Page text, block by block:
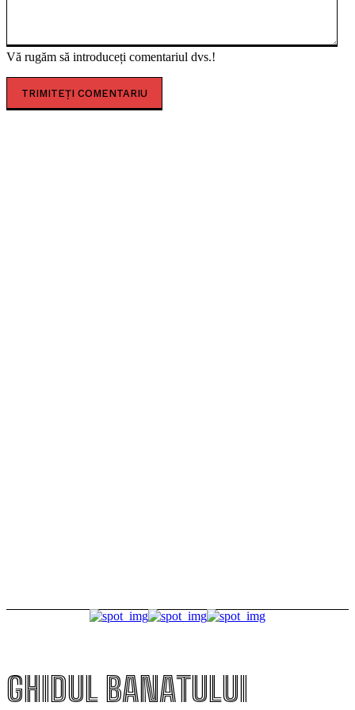
Vă rugăm să introduceți comentariul dvs.!
GHIDUL BANATULUI